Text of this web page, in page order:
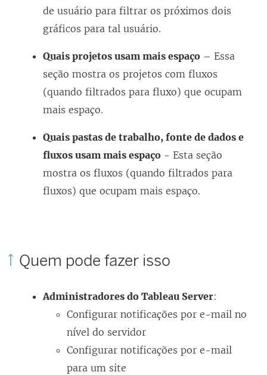
de usuário para filtrar os próximos dois
gráficos para tal usuário.
Quais projetos usam mais espaço – Essa
seção mostra os projetos com fluxos
(quando filtrados para fluxo) que ocupam
mais espaço.
Quais pastas de trabalho, fonte de dados e
fluxos usam mais espaço - Esta seção
mostra os fluxos (quando filtrados para
fluxos) que ocupam mais espaço.
Quem pode fazer isso
Administradores do Tableau Server:
Configurar notificações por e-mail no
nível do servidor
Configurar notificações por e-mail
para um site